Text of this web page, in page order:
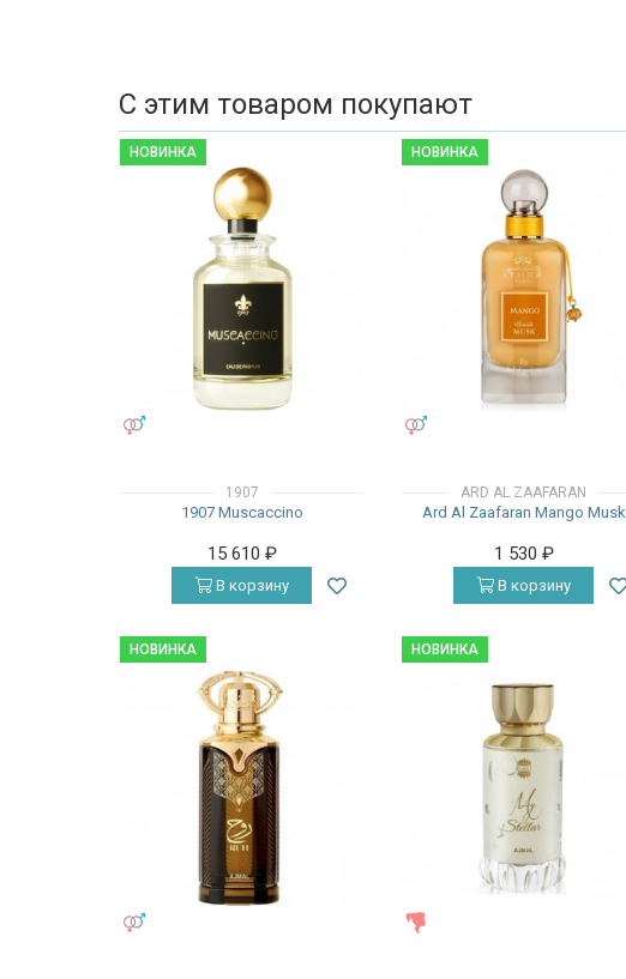
С этим товаром покупают
НОВИНКА
1907
1907 Muscaccino
15 610 ₽
В корзину
НОВИНКА
ARD AL ZAAFARAN
Ard Al Zaafaran Mango Musk
1 530 ₽
В корзину
НОВИНКА НОВИНКА